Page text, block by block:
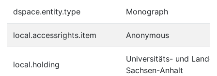
dspace.entity.type Monograph
local.accessrights.item Anonymous
local.holding
Universitäts- und
Sachsen-Anhalt